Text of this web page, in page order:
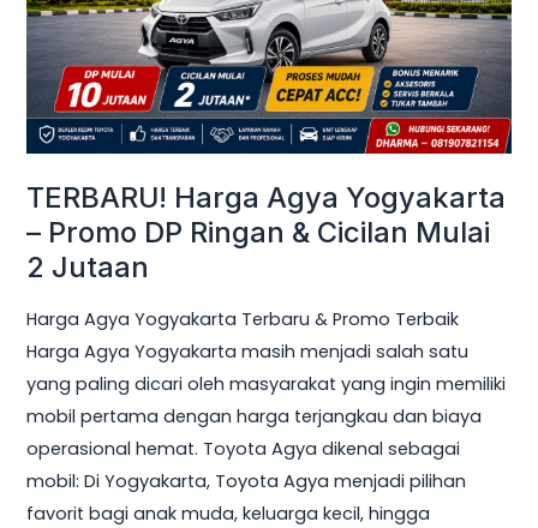
TERBARU! Harga Agya Yogyakarta
– Promo DP Ringan & Cicilan Mulai
2 Jutaan
Harga Agya Yogyakarta Terbaru & Promo Terbaik
Harga Agya Yogyakarta masih menjadi salah satu
yang paling dicari oleh masyarakat yang ingin memiliki
mobil pertama dengan harga terjangkau dan biaya
operasional hemat. Toyota Agya dikenal sebagai
mobil: Di Yogyakarta, Toyota Agya menjadi pilihan
favorit bagi anak muda, keluarga kecil, hingga
Promo
DP
Ringan
Cicilan
2
Jutaan